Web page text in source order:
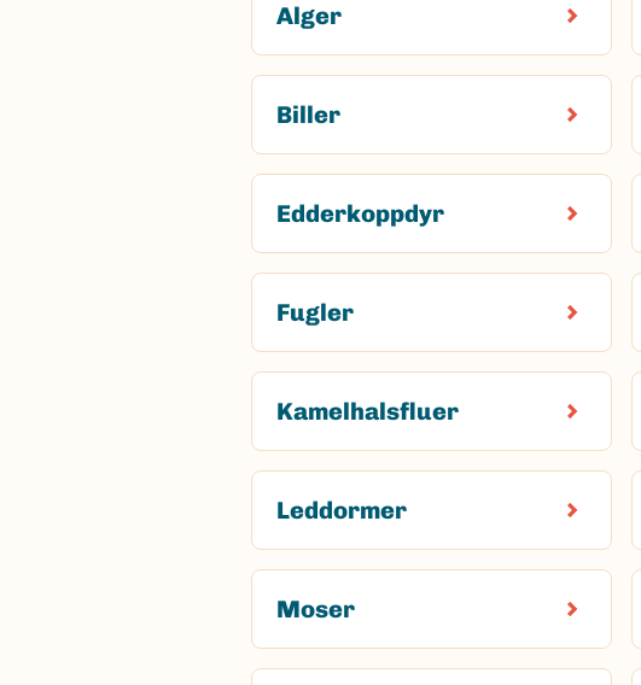
Alger
Biller
Edderkoppdyr
Fugler
Kamelhalsfluer
Leddormer
Moser